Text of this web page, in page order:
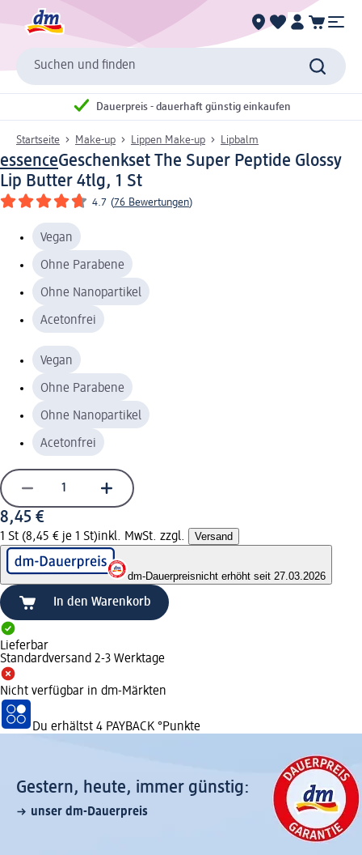
Suchen und finden
Dauerpreis - dauerhaft günstig einkaufen
Startseite Make-up Lippen Make-up Lipbalm
essenceGeschenkset The Super Peptide Glossy
Lip Butter 4tlg, 1 St
4.7 (76 Bewertungen)
Vegan
Ohne Parabene
Ohne Nanopartikel
Acetonfrei
Vegan
Ohne Parabene
Ohne Nanopartikel
Acetonfrei
8,45 €
1 St (8,45 € je 1 St)inkl. MwSt. zzgl. Versand
dm-Dauerpreisnicht erhöht seit 27.03.2026
In den Warenkorb
Lieferbar
Standardversand 2-3 Werktage
Nicht verfügbar in dm-Märkten
Du erhältst 4 PAYBACK °Punkte
Gestern, heute, immer günstig:
unser dm-Dauerpreis